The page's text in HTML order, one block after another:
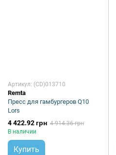
Артикул: (CD)013710
Remta
Пресс для гамбургеров Q10
Lors
4 422.92 грн 4 914.36 грн
В наличии
Купить